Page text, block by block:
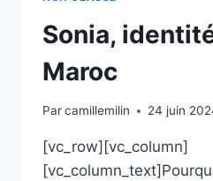
Sonia,
Maroc
Parcamillemilin 24 juin
[vc_row][vc_column]